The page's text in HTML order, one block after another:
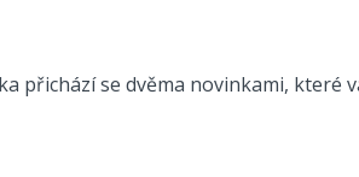
přichází se dvěma novinkami, které